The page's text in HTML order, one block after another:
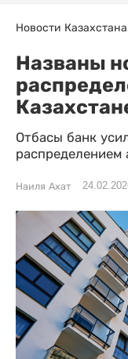
Новости Казахстана
Названы
Отбасы банк
распределением
Наиля Ахат